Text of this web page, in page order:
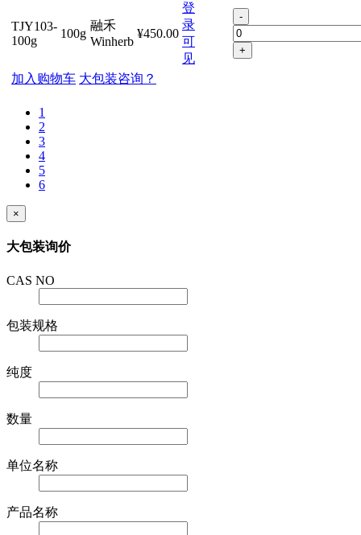
TJY103-
100g
100g
融禾
Winherb
¥450.00
登
录
可
见
-
+
加入购物车 大包装咨询？
1
2
3
4
5
6
×
大包装询价
CAS NO
包装规格
纯度
数量
单位名称
产品名称